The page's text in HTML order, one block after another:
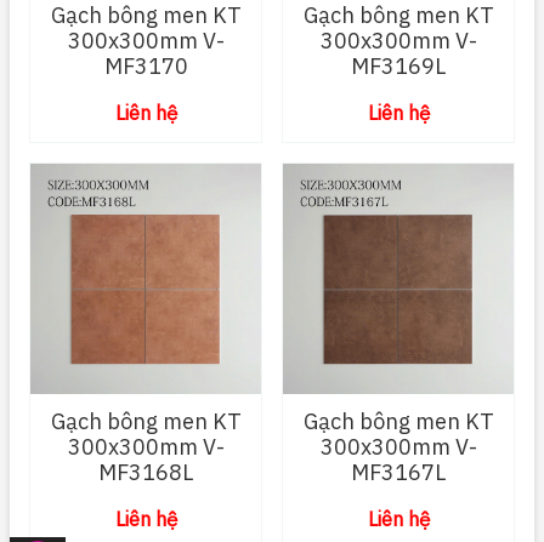
Gạch bông men KT
300x300mm V-
MF3170
Liên hệ
Gạch bông men KT
300x300mm V-
MF3169L
Liên hệ
Gạch bông men KT
300x300mm V-
MF3168L
Liên hệ
Gạch bông men KT
300x300mm V-
MF3167L
Liên hệ